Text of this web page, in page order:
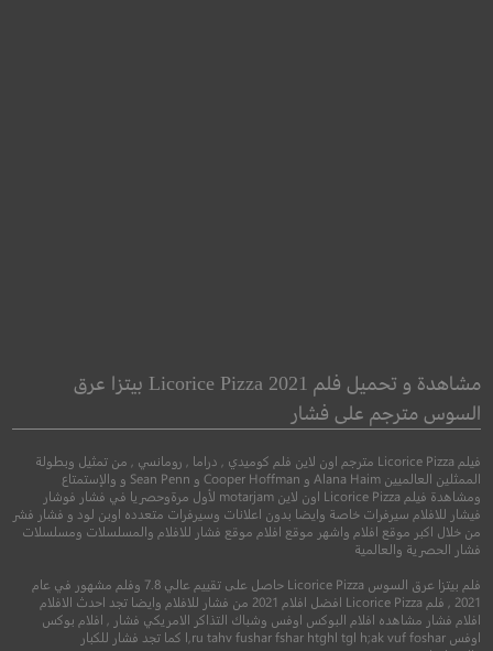
هنري القديم
مشاهدة و تحميل فلم Licorice Pizza 2021 بيتزا عرق
السوس مترجم على فشار
فيلم Licorice Pizza مترجم اون لاين فلم كوميدي , دراما , رومانسي , من تمثيل وبطولة
الممثلين العالميين Alana Haim و Cooper Hoffman و Sean Penn و والإستمتاع
ومشاهدة فيلم Licorice Pizza اون لاين motarjam لأول مرةوحصريا في فشار فوشار
فيشار للافلام سيرفرات خاصة وايضا بدون اعلانات وسيرفرات متعدده اوبن لود و فشار فشر
من خلال اكبر موقع افلام واشهر موقع افلام موقع فشار للافلام والمسلسلات ومسلسلات
فشار الحصرية والعالمية
فلم بيتزا عرق السوس Licorice Pizza حاصل على تقييم عالي 7.8 وفلم مشهور في عام
2021 , فلم Licorice Pizza افضل افلام 2021 من فشار للافلام وايضا تجد احدث الافلام
افلام فشار مشاهده افلام البوكس اوفس وشباك التذاكر الامريكي فشار , افلام بوكس
اوفس l,ru tahv fushar fshar htghl tgl h;ak vuf foshar كما تجد فشار للكبار